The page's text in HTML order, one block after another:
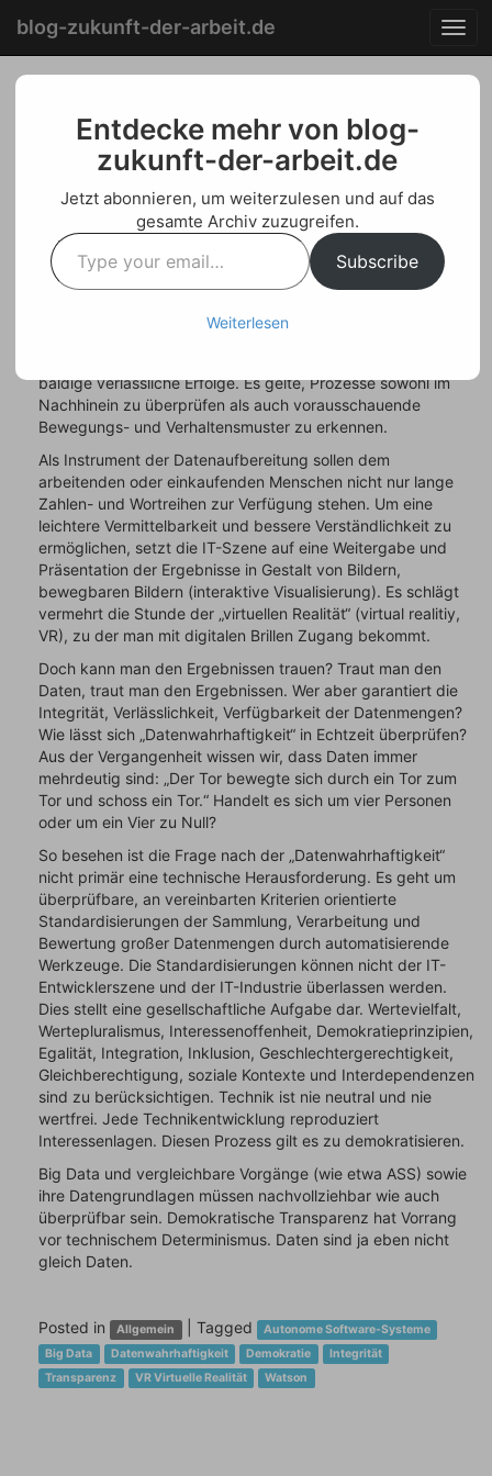
Menu
content
T
o
g
blog-zukunft-der-arbeit.de
Daten sind nicht gleich
Daten
Posted onJuli 8, 2018 by Welf Schroeter
Die Prognosen der IT-Szene sind eindeutig: Tag für Tag,
Jahr für Jahr vervielfachen sich die Datenmengen im Netz.
Es bedarf daher kluger Software-Lösungen, um immense
Volumina verarbeiten und auswerten zu können. Big Data,
baldige verlässliche Erfolge. Es gelte, Prozesse sowohl im
Nachhinein zu überprüfen als auch vorausschauende
Bewegungs- und Verhaltensmuster zu erkennen.
Als Instrument der Datenaufbereitung sollen dem
arbeitenden oder einkaufenden Menschen nicht nur lange
Zahlen- und Wortreihen zur Verfügung stehen. Um eine
leichtere Vermittelbarkeit und bessere Verständlichkeit zu
ermöglichen, setzt die IT-Szene auf eine Weitergabe und
Präsentation der Ergebnisse in Gestalt von Bildern,
bewegbaren Bildern (interaktive Visualisierung). Es schlägt
vermehrt die Stunde der „virtuellen Realität“ (virtual realitiy,
VR), zu der man mit digitalen Brillen Zugang bekommt.
Doch kann man den Ergebnissen trauen? Traut man den
Daten, traut man den Ergebnissen. Wer aber garantiert die
Integrität, Verlässlichkeit, Verfügbarkeit der Datenmengen?
Wie lässt sich „Datenwahrhaftigkeit“ in Echtzeit überprüfen?
Aus der Vergangenheit wissen wir, dass Daten immer
mehrdeutig sind: „Der Tor bewegte sich durch ein Tor zum
Tor und schoss ein Tor.“ Handelt es sich um vier Personen
oder um ein Vier zu Null?
So besehen ist die Frage nach der „Datenwahrhaftigkeit“
nicht primär eine technische Herausforderung. Es geht um
überprüfbare, an vereinbarten Kriterien orientierte
Standardisierungen der Sammlung, Verarbeitung und
Bewertung großer Datenmengen durch automatisierende
Werkzeuge. Die Standardisierungen können nicht der IT-
Entwicklerszene und der IT-Industrie überlassen werden.
Dies stellt eine gesellschaftliche Aufgabe dar. Wertevielfalt,
Wertepluralismus, Interessenoffenheit, Demokratieprinzipien,
Egalität, Integration, Inklusion, Geschlechtergerechtigkeit,
Gleichberechtigung, soziale Kontexte und Interdependenzen
sind zu berücksichtigen. Technik ist nie neutral und nie
wertfrei. Jede Technikentwicklung reproduziert
Interessenlagen. Diesen Prozess gilt es zu demokratisieren.
Big Data und vergleichbare Vorgänge (wie etwa ASS) sowie
ihre Datengrundlagen müssen nachvollziehbar wie auch
überprüfbar sein. Demokratische Transparenz hat Vorrang
vor technischem Determinismus. Daten sind ja eben nicht
gleich Daten.
Posted in Allgemein Tagged
Autonome Software-Systeme
Big Data
Datenwahrhaftigkeit Demokratie
Integrität
Transparenz
VR Virtuelle Realität Watson
Entdecke mehr von blog-
zukunft-der-arbeit.de
Jetzt abonnieren, um weiterzulesen und auf das
gesamte Archiv zuzugreifen.
Type
your
email…
Subscribe
Weiterlesen